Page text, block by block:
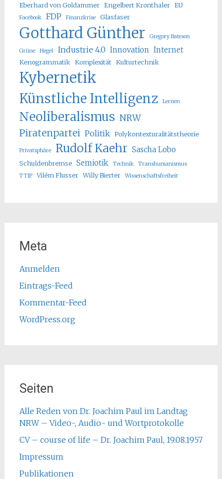
Eberhard von Goldammer Engelbert Kronthaler EU
Facebook FDP Finanzkrise Glasfaser
Gotthard Günther Gregory Bateson
Grüne Hegel Industrie 4.0 Innovation Internet
Kenogrammatik Komplexität Kulturtechnik
Kybernetik
Künstliche Intelligenz Lernen
Neoliberalismus NRW
Piratenpartei Politik Polykontexturalitätstheorie
Privatsphäre Rudolf Kaehr Sascha Lobo
Schuldenbremse Semiotik Technik
Transhumanismus
TTIP
Vilém Flusser Willy Bierter Wissenschaftsfreiheit
Meta
Anmelden
Eintrags-Feed
Kommentar-Feed
WordPress.org
Seiten
Alle Reden von Dr. Joachim Paul im Landtag
NRW – Video-, Audio- und Wortprotokolle
CV – course of life – Dr. Joachim Paul, 19.08.1957
Impressum
Publikationen